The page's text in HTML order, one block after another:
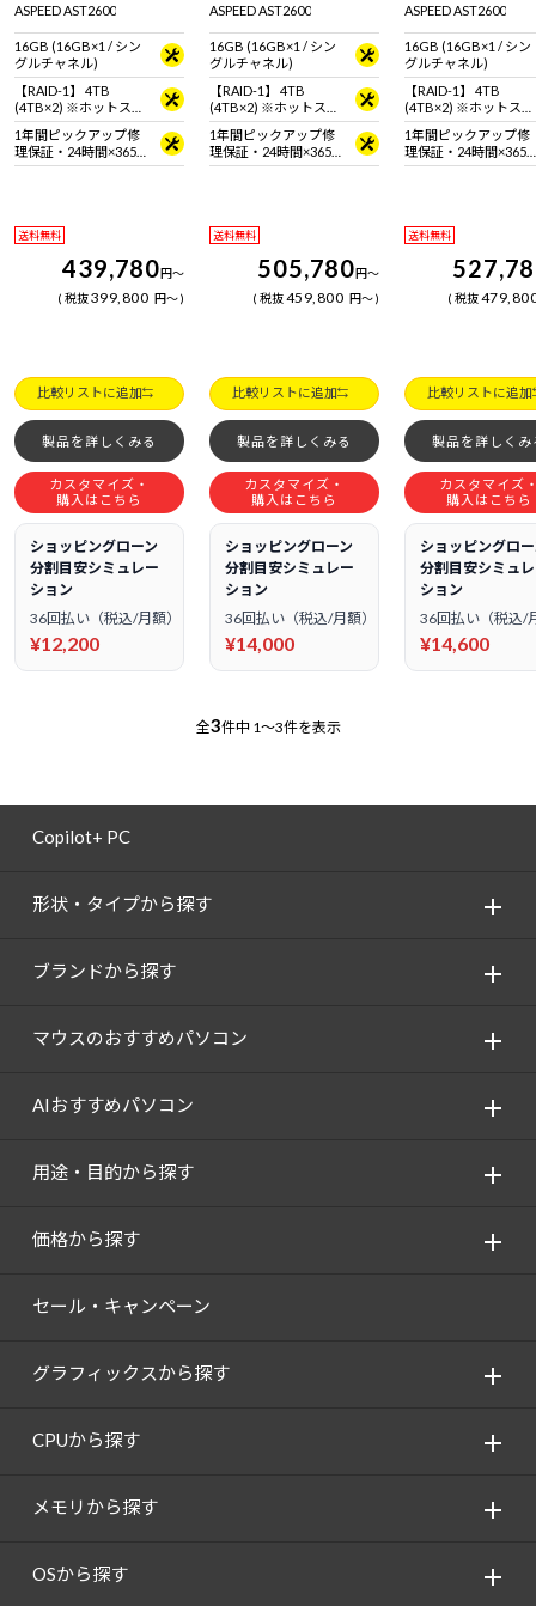
ASPEED AST2600
16GB (16GB×1 / シン
グルチャネル)
【RAID-1】 4TB
(4TB×2) ※ホットスワ
ップ対応
1年間ピックアップ修
理保証・24時間×365
日電話サポート
送料無料
439,780円～
税抜399,800 円～
比較リストに追加
製品を詳しくみる
カスタマイズ・
購入はこちら
ショッピングローン
分割目安シミュレー
ション
36回払い（税込/月額）
¥12,200
ASPEED AST2600
16GB (16GB×1 / シン
グルチャネル)
【RAID-1】 4TB
(4TB×2) ※ホットスワ
ップ対応
1年間ピックアップ修
理保証・24時間×365
日電話サポート
送料無料
505,780円～
税抜459,800 円～
比較リストに追加
製品を詳しくみる
カスタマイズ・
購入はこちら
ショッピングローン
分割目安シミュレー
ション
36回払い（税込/月額）
¥14,000
ASPEED AST2600
16GB (16GB×1 / シン
グルチャネル)
【RAID-1】 4TB
(4TB×2) ※ホットスワ
ップ対応
1年間ピックアップ修
理保証・24時間×365
日電話サポート
送料無料
税抜
比較リストに追加
製品を詳しくみ
カスタマイズ
購入はこちら
ショッピングロ
分割目安シミュ
ション
36回払い（税込/
¥14,600
全3件中 1～3件を表示
Copilot+ PC
形状・タイプから探す
ブランドから探す
マウスのおすすめパソコン
AIおすすめパソコン
用途・目的から探す
価格から探す
セール・キャンペーン
グラフィックスから探す
CPUから探す
メモリから探す
OSから探す